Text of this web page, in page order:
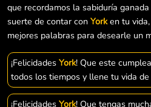
que recordamos la sabiduría
suerte de contar con Yorken tu
mejores palabras para desearle un
¡Felicidades York! Que este
todos los tiempos y llene tu vida
¡Felicidades York! Que tengas